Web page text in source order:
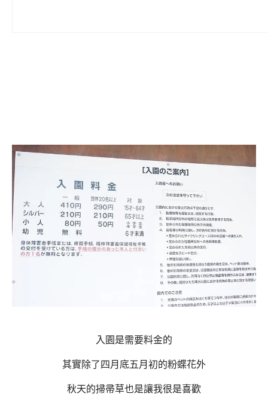
入園是需要料金的
其實除了四月底五月初的粉蝶花外
秋天的掃帚草也是讓我很是喜歡